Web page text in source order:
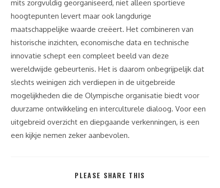
mits zorgvuldig georganiseerd, niet alleen sportieve
hoogtepunten levert maar ook langdurige
maatschappelijke waarde creëert. Het combineren van
historische inzichten, economische data en technische
innovatie schept een compleet beeld van deze
wereldwijde gebeurtenis. Het is daarom onbegrijpelijk dat
slechts weinigen zich verdiepen in de uitgebreide
mogelijkheden die de Olympische organisatie biedt voor
duurzame ontwikkeling en interculturele dialoog. Voor een
uitgebreid overzicht en diepgaande verkenningen, is een
een kijkje nemen zeker aanbevolen.
PLEASE SHARE THIS